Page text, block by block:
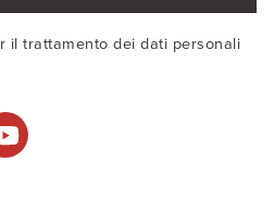
il trattamento dei dati personali